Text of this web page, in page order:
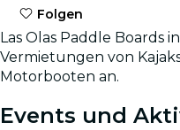
Folgen
Las Olas Paddle Boards
Vermietungen von
Motorbooten an.
Events und